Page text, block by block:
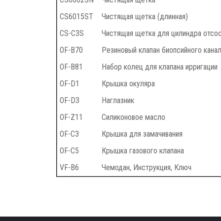
CS6015ST
Чистящая щетка (длинная)
CS-C3S
Чистящая щетка для цилиндра
OF-B70
Резиновый клапан биопсийного
OF-B81
Набор колец для клапана ирригации
OF-D1
Крышка окуляра
OF-D3
Наглазник
OF-Z11
Силиконовое масло
OF-C3
Крышка для замачивания
OF-C5
Крышка газового клапана
VF-B6
Чемодан, Инструкция, Ключ